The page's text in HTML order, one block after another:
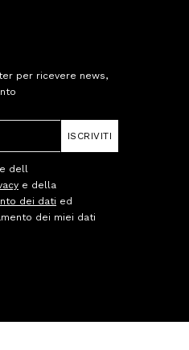
per ricevere news,
ISCRIVITI
dell
e della
dei dati ed
dei miei dati